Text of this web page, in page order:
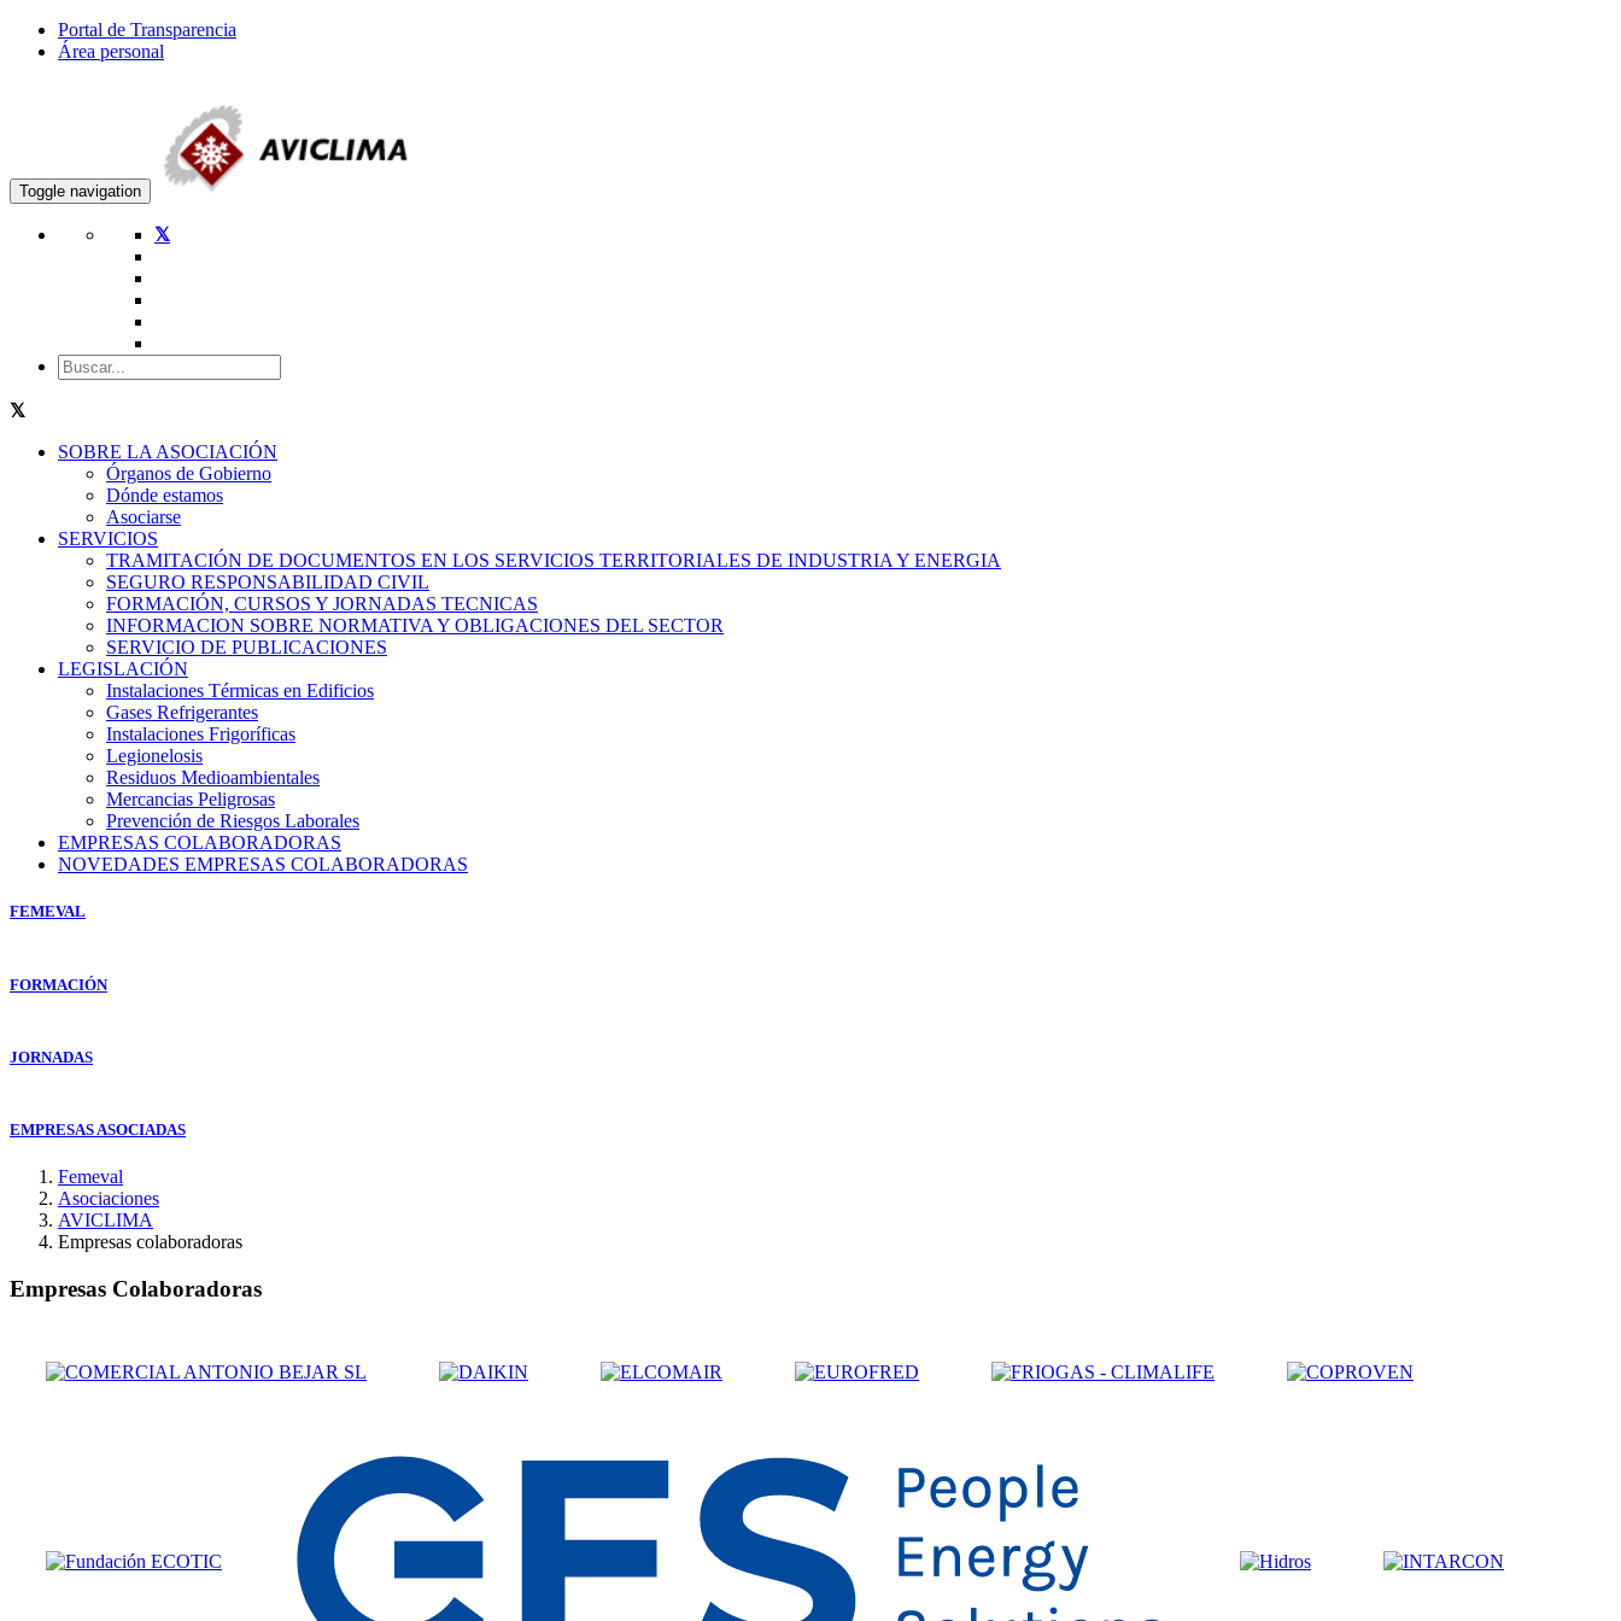
Portal de Transparencia
Área personal
Toggle navigation
SOBRE LA ASOCIACIÓN
Órganos de Gobierno
Dónde estamos
Asociarse
SERVICIOS
TRAMITACIÓN DE DOCUMENTOS EN LOS SERVICIOS TERRITORIALES DE INDUSTRIA Y ENERGIA
SEGURO RESPONSABILIDAD CIVIL
FORMACIÓN, CURSOS Y JORNADAS TECNICAS
INFORMACION SOBRE NORMATIVA Y OBLIGACIONES DEL SECTOR
SERVICIO DE PUBLICACIONES
LEGISLACIÓN
Instalaciones Térmicas en Edificios
Gases Refrigerantes
Instalaciones Frigoríficas
Legionelosis
Residuos Medioambientales
Mercancias Peligrosas
Prevención de Riesgos Laborales
EMPRESAS COLABORADORAS
NOVEDADES EMPRESAS COLABORADORAS
FEMEVAL
FORMACIÓN
JORNADAS
EMPRESAS ASOCIADAS
Femeval
Asociaciones
AVICLIMA
Empresas colaboradoras
Empresas Colaboradoras